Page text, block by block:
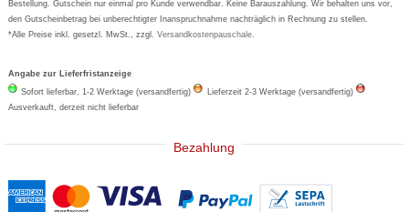
Bestellung. Gutschein nur einmal pro Kunde verwendbar. Keine Barauszahlung. Wir behalten uns vor,
den Gutscheinbetrag bei unberechtigter Inanspruchnahme nachträglich in Rechnung zu stellen.
*Alle Preise inkl. gesetzl. MwSt., zzgl.Versandkostenpauschale
Angabe zur Lieferfristanzeige
Sofort lieferbar, 1-2 Werktage (versandfertig)
Lieferzeit 2-3 Werktage (versandfertig)
Ausverkauft, derzeit nicht lieferbar
Bezahlung